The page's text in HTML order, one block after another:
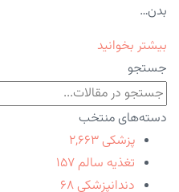
بدن…
بیشتر بخوانید
جستجو
دسته‌های منتخب
پزشکی ۲,۶۶۳
تغذیه سالم ۱۵۷
دندانپزشکی ۶۸